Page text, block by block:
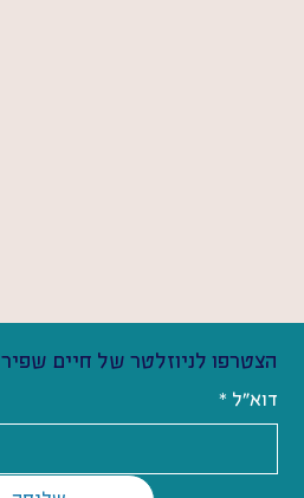
הצטרפו לניוזלטר של חיים שפיר
דוא"ל *